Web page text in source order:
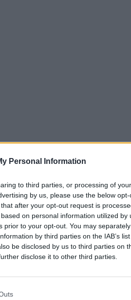
Personal Information
to third parties, or processing of
by us, please use the below
after your opt-out request is
on personal information utilized by
prior to your opt-out. You may
by third parties on the IAB’s
be disclosed by us to third parties on
disclose it to other third parties.